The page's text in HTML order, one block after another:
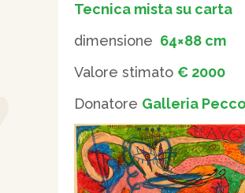
Tecnica mista su carta
dimensione 64×88 cm
Valore stimato € 2000
Donatore Galleria